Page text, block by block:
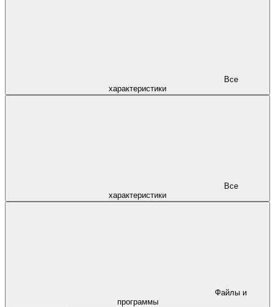
характеристики
характеристики
программы